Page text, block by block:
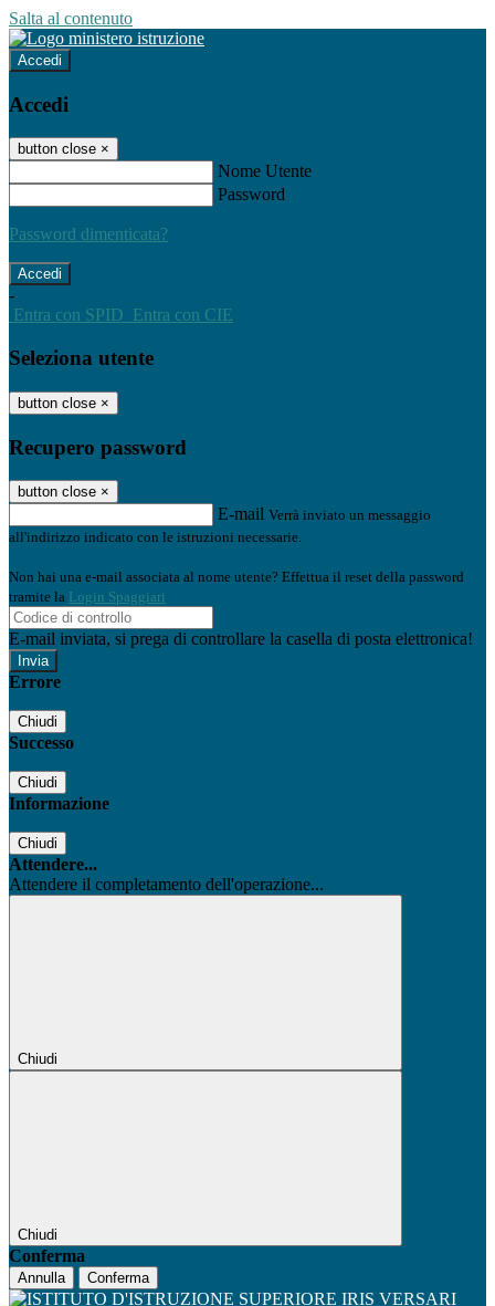
Salta al contenuto
Accedi
Accedi
button close ×
Nome Utente
Password
Password dimenticata?
-
Entra con SPID Entra con CIE
Seleziona utente
button close ×
Recupero password
button close ×
E-mail Verrà inviato un messaggio
all'indirizzo indicato con le istruzioni necessarie.
Non hai una e-mail associata al nome utente? Effettua il reset della password
tramite la Login Spaggiari
E-mail inviata, si prega di controllare la casella di posta elettronica!
Errore
Chiudi
Successo
Chiudi
Informazione
Chiudi
Attendere...
Attendere il completamento dell'operazione...
Chiudi
Chiudi
Conferma
Annulla Conferma